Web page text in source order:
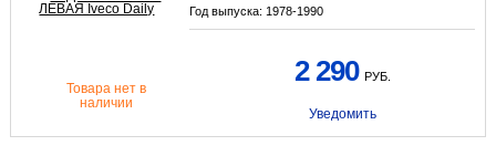
Год выпуска: 1978-1990
Товара нет в
наличии
2 290 РУБ.
Уведомить